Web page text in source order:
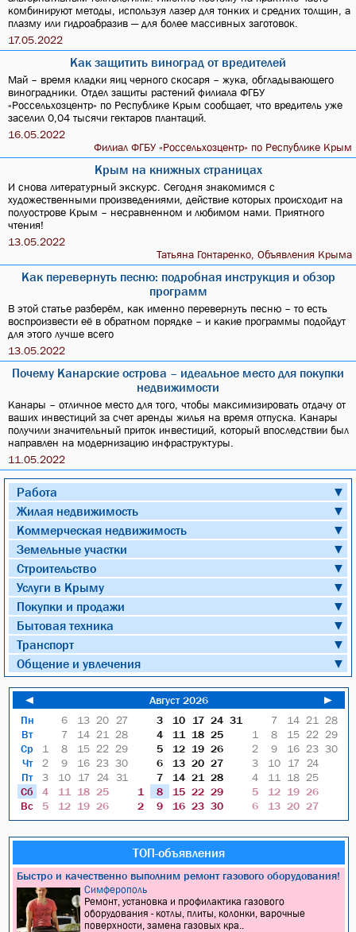
комбинируют методы, используя лазер для тонких и средних толщин, а
плазму или гидроабразив — для более массивных заготовок.
17.05.2022
Как защитить виноград от вредителей
Май – время кладки яиц черного скосаря – жука, обгладывающего
виноградники. Отдел защиты растений филиала ФГБУ
«Россельхозцентр» по Республике Крым сообщает, что вредитель уже
заселил 0,04 тысячи гектаров плантаций.
16.05.2022
Филиал ФГБУ «Россельхозцентр» по Республике Крым
Крым на книжных страницах
И снова литературный экскурс. Сегодня знакомимся с
художественными произведениями, действие которых происходит на
полуострове Крым – несравненном и любимом нами. Приятного
чтения!
13.05.2022
Татьяна Гонтаренко, Объявления Крыма
Как перевернуть песню: подробная инструкция и обзор
программ
В этой статье разберём, как именно перевернуть песню – то есть
воспроизвести её в обратном порядке – и какие программы подойдут
для этого лучше всего
13.05.2022
Почему Канарские острова – идеальное место для покупки
недвижимости
Канары – отличное место для того, чтобы максимизировать отдачу от
ваших инвестиций за счет аренды жилья на время отпуска. Канары
получили значительный приток инвестиций, который впоследствии был
направлен на модернизацию инфраструктуры.
11.05.2022
Работа ▼
Жилая недвижимость ▼
Коммерческая недвижимость ▼
Земельные участки ▼
Строительство ▼
Услуги в Крыму ▼
Покупки и продажи ▼
Бытовая техника ▼
Транспорт ▼
Общение и увлечения ▼
◄ Август 2026
►
Пн
Вт
Ср
Чт
Пт
Сб
Вс
6 13 20
27
7
14 21
28
1
8 15 22 29
2
9 16 23 30
3
10 17 24 31
4
11 18 25
5
12 19 26
3 10 17 24 31
4
11 18 25
5
12 19 26
6
13 20 27
7
14 21
28
1
8 15 22 29
2
9 16 23 30
7 14 21
28
1
8 15 22 29
2
9 16 23 30
3
10 17
24
4
11 18 25
5
12 19 26
6
13 20 27
ТОП-объявления
Быстро и качественно выполним ремонт газового оборудования!
Симферополь
Ремонт, установка и профилактика газового
оборудования - котлы, плиты, колонки, варочные
поверхности, замена газовых кра..